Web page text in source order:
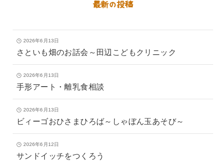
最新の投稿
2026年6月13日
さといも畑のお話会～田辺こどもクリニック
2026年6月13日
手形アート・離乳食相談
2026年6月13日
ビィーゴおひさまひろば～しゃぼん玉あそび～
2026年6月12日
サンドイッチをつくろう